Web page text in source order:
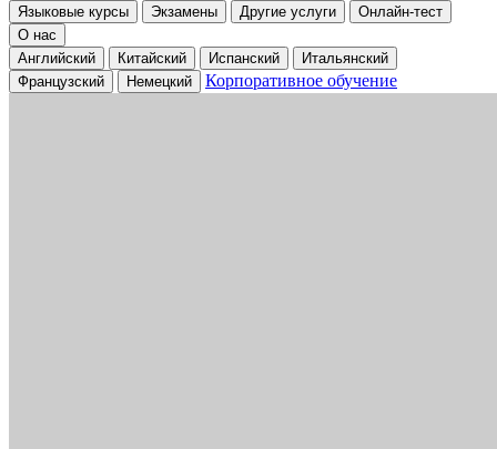
Языковые курсы Экзамены Другие услуги
Онлайн-тест
О нас
Английский
Китайский Испанский
Итальянский
Французский
Немецкий Корпоративное обучение